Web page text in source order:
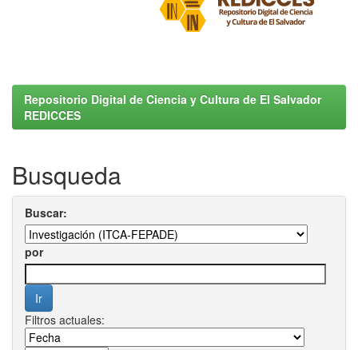
Repositorio Digital de Ciencia y Cultura de El Salvador
REDICCES
Busqueda
Buscar:
por
Filtros actuales: